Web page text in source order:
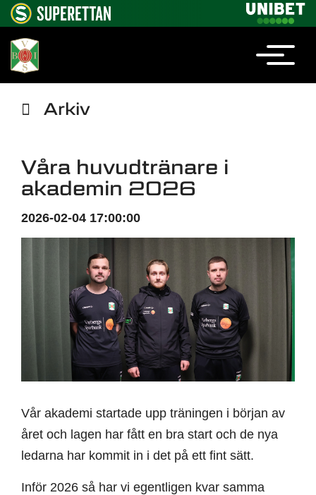
Arkiv
Våra huvudtränare i
akademin 2026
2026-02-04 17:00:00
Vår akademi startade upp träningen i början av
året och lagen har fått en bra start och de nya
ledarna har kommit in i det på ett fint sätt.
Inför 2026 så har vi egentligen kvar samma